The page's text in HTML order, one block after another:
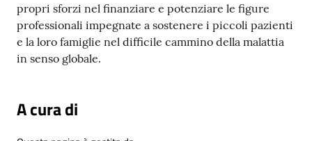
propri sforzi nel finanziare e potenziare le figure
professionali impegnate a sostenere i piccoli pazienti
e la loro famiglie nel difficile cammino della malattia
in senso globale.
A cura di